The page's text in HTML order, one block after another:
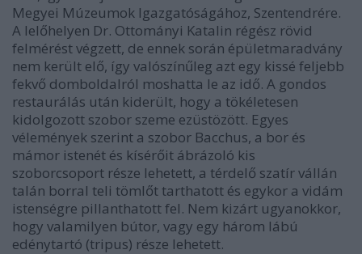
Megyei Múzeumok Igazgatóságához, Szentendrére.
A lelőhelyen Dr. Ottományi Katalin régész rövid
felmérést végzett, de ennek során épületmaradvány
nem került elő, így valószínűleg azt egy kissé feljebb
fekvő domboldalról moshatta le az idő. A gondos
restaurálás után kiderült, hogy a tökéletesen
kidolgozott szobor szeme ezüstözött. Egyes
vélemények szerint a szobor Bacchus, a bor és
mámor istenét és kísérőit ábrázoló kis
szoborcsoport része lehetett, a térdelő szatír vállán
talán borral teli tömlőt tarthatott és egykor a vidám
istenségre pillanthatott fel. Nem kizárt ugyanokkor,
hogy valamilyen bútor, vagy egy három lábú
edénytartó (tripus) része lehetett.